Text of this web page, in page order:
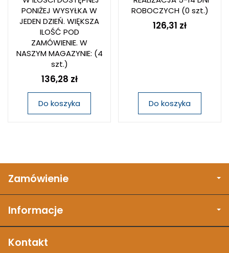
PONIŻEJ WYSYŁKA W
JEDEN DZIEŃ. WIĘKSZA
ILOŚĆ POD
ZAMÓWIENIE. W
NASZYM MAGAZYNIE: (4
szt.)
136,28 zł
Do koszyka
ROBOCZYCH(0 szt.)
126,31 zł
Do koszyka
Zamówienie
Informacje
Kontakt